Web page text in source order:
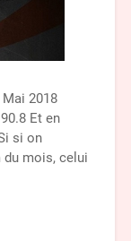
Mai 2018
Et en
si on
du mois, celui